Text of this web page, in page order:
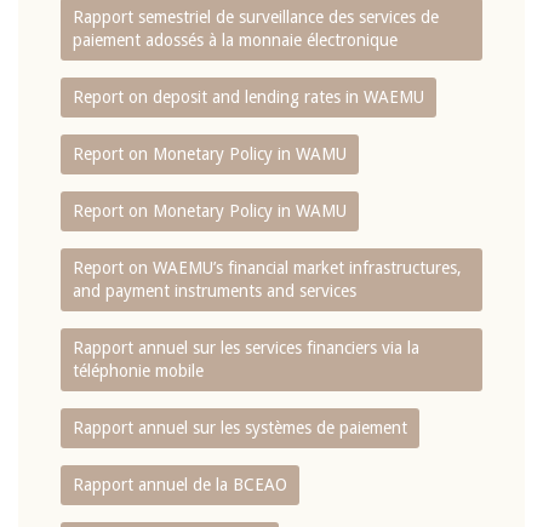
Rapport semestriel de surveillance des services de
paiement adossés à la monnaie électronique
Report on deposit and lending rates in WAEMU
Report on Monetary Policy in WAMU
Report on Monetary Policy in WAMU
Report on WAEMU’s financial market infrastructures,
and payment instruments and services
Rapport annuel sur les services financiers via la
téléphonie mobile
Rapport annuel sur les systèmes de paiement
Rapport annuel de la BCEAO